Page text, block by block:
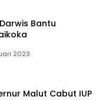
Bantu
2023
Malut Cabut IUP